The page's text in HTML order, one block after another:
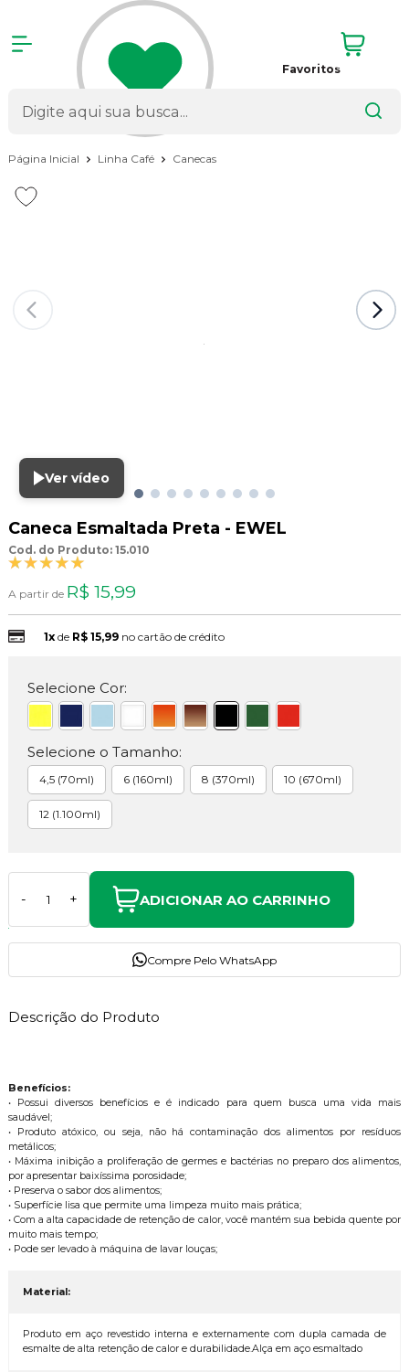
Favoritos
Página Inicial Linha Café Canecas
Ver vídeo
Caneca Esmaltada Preta - EWEL
Cod. do Produto: 15.010
A partir de R$ 15,99
1xde R$ 15,99 no cartão de crédito
Selecione Cor:
Selecione o Tamanho:
4,5 (70ml) 6 (160ml) 8 (370ml) 10 (670ml)
12 (1.100ml)
- + ADICIONAR AO CARRINHO
Compre Pelo WhatsApp
Descrição do Produto
Benefícios:
• Possui diversos benefícios e é indicado para quem busca uma vida mais
saudável;
• Produto atóxico, ou seja, não há contaminação dos alimentos por resíduos
metálicos;
• Máxima inibição a proliferação de germes e bactérias no preparo dos alimentos,
por apresentar baixíssima porosidade;
• Preserva o sabor dos alimentos;
• Superfície lisa que permite uma limpeza muito mais prática;
• Com a alta capacidade de retenção de calor, você mantém sua bebida quente por
muito mais tempo;
• Pode ser levado à máquina de lavar louças;
Material:
Produto em aço revestido interna e externamente com dupla camada de
esmalte de alta retenção de calor e durabilidade.Alça em aço esmaltado